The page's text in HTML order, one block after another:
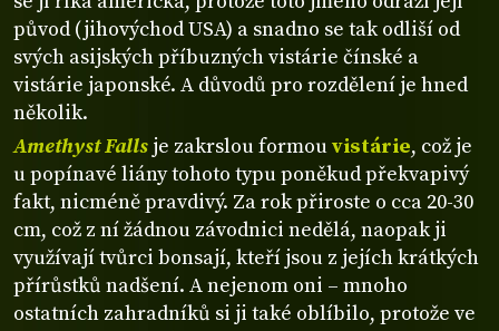
původ (jihovýchod USA) a snadno se tak odliší od
svých asijských příbuzných vistárie čínské a
vistárie japonské. A důvodů pro rozdělení je hned
několik.
Amethyst Falls je zakrslou formouvistárie, což je
u popínavé liány tohoto typu poněkud překvapivý
fakt, nicméně pravdivý. Za rok přiroste o cca 20-30
cm, což z ní žádnou závodnici nedělá, naopak ji
využívají tvůrci bonsají, kteří jsou z jejích krátkých
přírůstků nadšení. A nejenom oni – mnoho
ostatních zahradníků si ji také oblíbilo, protože ve